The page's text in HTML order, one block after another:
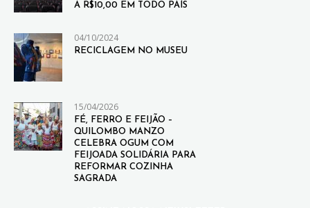
A R$10,00 EM TODO PAÍS
04/10/2024
RECICLAGEM NO MUSEU
15/04/2026
FÉ, FERRO E FEIJÃO –
QUILOMBO MANZO
CELEBRA OGUM COM
FEIJOADA SOLIDÁRIA PARA
REFORMAR COZINHA
SAGRADA